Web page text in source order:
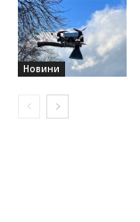
Новини